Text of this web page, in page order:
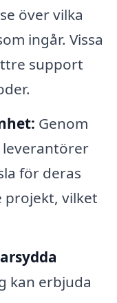
över vilka
ingår. Vissa
support
Genom
för deras
projekt, vilket
kan erbjuda